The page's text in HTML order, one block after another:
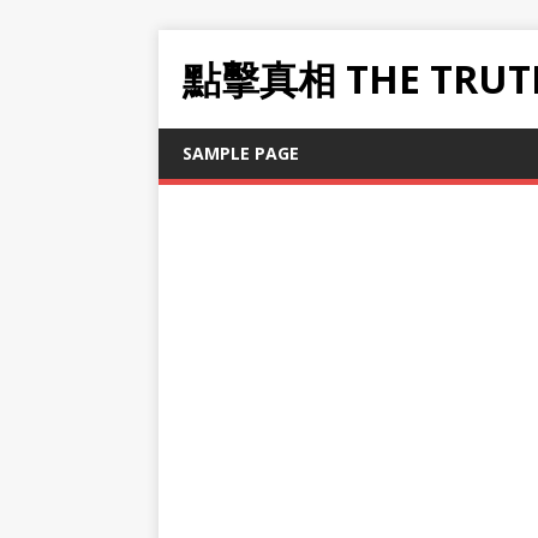
點擊真相 THE
SAMPLE PAGE